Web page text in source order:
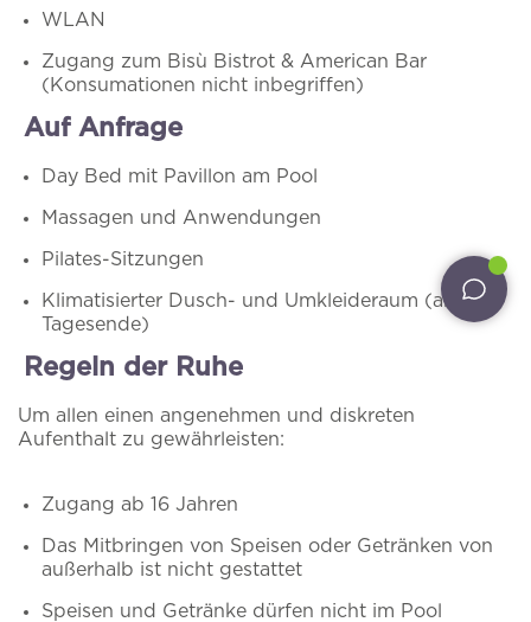
Zimmer
Erlebnisse
Restaurants
Pet inclusive hospitality
Externe Gäste
Intime Hochzeiten
PRAKTISCHE INFORMATIONEN
KONTAKTE
NEWSLETTER
WLAN
Zugang zum Bisù Bistrot & American Bar
(Konsumationen nicht inbegriffen)
Auf Anfrage
Day Bed mit Pavillon am Pool
Massagen und Anwendungen
Pilates-Sitzungen
Klimatisierter Dusch- und Umkleideraum (am
Tagesende)
Regeln der Ruhe
Um allen einen angenehmen und diskreten
Aufenthalt zu gewährleisten:
Zugang ab 16 Jahren
Das Mitbringen von Speisen oder Getränken von
außerhalb ist nicht gestattet
Speisen und Getränke dürfen nicht im Pool
unseren Newsletter
an.
Wir senden Ihnen per E-Mail Updates zu
Cruccùris Resorts.
Ich habe die Datenschutzbestimmungen
Kenntnis genommen und akzeptiert
Ich akzeptiere dieVerarbeitung meiner
personenbezogenen Daten